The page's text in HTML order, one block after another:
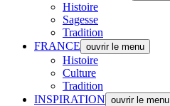
Histoire
Sagesse
Tradition
FRANCE ouvrir le menu
Histoire
Culture
Tradition
INSPIRATION ouvrir le menu